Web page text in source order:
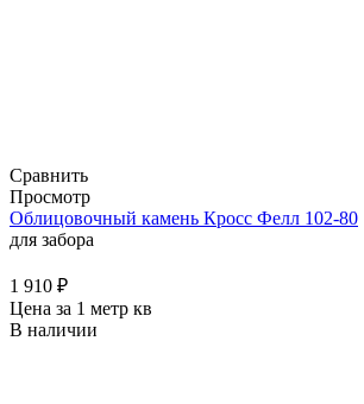
Сравнить
Просмотр
Облицовочный камень Кросс Фелл 102-80
для забора
1 910 ₽
Цена за 1 метр кв
В наличии